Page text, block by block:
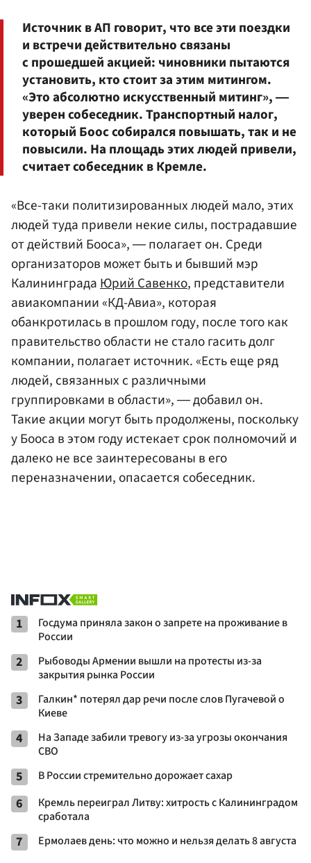
Источник в АП говорит, что все эти поездки
и встречи действительно связаны
с прошедшей акцией: чиновники пытаются
установить, кто стоит за этим митингом.
«Это абсолютно искусственный митинг», ―
уверен собеседник. Транспортный налог,
который Боос собирался повышать, так и не
повысили. На площадь этих людей привели,
считает собеседник в Кремле.
«Все-таки политизированных людей мало, этих
людей туда привели некие силы, пострадавшие
от действий Бооса», ― полагает он. Среди
организаторов может быть и бывший мэр
Калининграда Юрий Савенко, представители
авиакомпании «КД-Авиа», которая
обанкротилась в прошлом году, после того как
правительство области не стало гасить долг
компании, полагает источник. «Есть еще ряд
людей, связанных с различными
группировками в области», ― добавил он.
Такие акции могут быть продолжены, поскольку
у Бооса в этом году истекает срок полномочий и
далеко не все заинтересованы в его
переназначении, опасается собеседник.
1
Госдума приняла закон о запрете на проживание в
России
2
Рыбоводы Армении вышли на протесты из-за
закрытия рынка России
3
Галкин* потерял дар речи после слов Пугачевой о
Киеве
4
На Западе забили тревогу из-за угрозы окончания
СВО
5 В России стремительно дорожает сахар
6
Кремль переиграл Литву: хитрость с Калининградом
сработала
7 Ермолаев день: что можно и нельзя делать 8 августа